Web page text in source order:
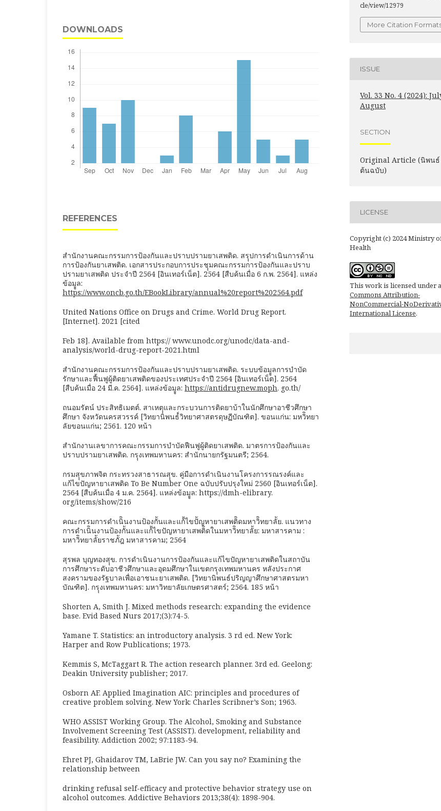
DOWNLOADS
REFERENCES
สำนักงานคณะกรรมการป้องกันและปราบปรามยาเสพติด. สรุุปการดำเนินการด้าน
การป้องกันยาเสพติด. เอกสารประกอบการประชุุมคณะกรรมการป้องกันและปราบ
ปรามยาเสพติด ประจำปี 2564 [อินเทอร์เน็ต]. 2564 [สืบค้นเมื่อ 6 ก.พ. 2564]. แหล่ง
ข้อมููล:
https://www.oncb.go.th/EBookLibrary/annual%20report%202564.pdf
United Nations Office on Drugs and Crime. World Drug Report.
[Internet]. 2021 [cited
Feb 18]. Available from https:// www.unodc.org/unodc/data-and-
analysis/world-drug-report-2021.html
สำนักงานคณะกรรมการป้องกันและปราบปรามยาเสพติด. ระบบข้อมููลการบำบัด
รักษาและฟื้นฟูผู้ติดยาเสพติดของประเทศประจำปี 2564 [อินเทอร์เน็ต]. 2564
[สืบค้นเมื่อ 24 มี.ค. 2564]. แหล่งข้อมููล: https://antidrugnew.moph. go.th/
ถนอมรัตน์ ประสิทธิเมตต์. สาเหตุุและกระบวนการติดยาบ้าในนักศึกษาอาชีวศึกษา
ศึกษา จังหวัดนครสวรรค์ [วิทยานิพนธ์์วิทยาศาสตรดุษฏีบัณฑิต]. ขอนแก่น: มหวิิทยา
ลัยขอนแก่น; 2561. 120 หน้า
สำนักงานเลขาการคณะกรรมการบำบัดฟืนฟูผู้ติดยาเสพติด. มาตรการป้องกันและ
ปราบปรามยาเสพติด. กรุุงเทพมหานคร: สำนักนายกรัฐมนตรี; 2564.
กรมสุุขภาพจิต กระทรวงสาธารณสุุข. คู่มือการดำเนินงานโครงการรณรงค์และ
แก้ไขปัญหายาเสพติด To Be Number One ฉบับปรับปรุงใหม่ 2560 [อินเทอร์เน็ต].
2564 [สืบค้นเมื่อ 4 ม.ค. 2564]. แหล่งข้อมููล: https://dmh-elibrary.
org/items/show/216
คณะกรรมการดำเนิินงานป้องกัันและแก้้ไขปััญหายาเสพติิดมหาวิิทยาลััย. แนวทาง
การดำเนิินงานป้องกัันและแก้้ไขปัญหายาเสพติิดในมหาวิิทยาลััย: มหาสารคาม :
มหาวิิทยาลััยราชภััฎ มหาสารคาม; 2564
สุรพล บุญทองสุุข. การดำเนินงานการป้องกันและแก้ไขปัญหายาเสพติดในสถาบัน
การศึกษาระดับอาชีวศึกษาและอุดมศึกษาในเขตกรุุงเทพมหานคร หลังประกาศ
สงครามของรัฐบาลเพื่อเอาชนะยาเสพติด. [วิทยานิพนธ์ปริญญาศึกษาศาสตรมหา
บัณฑิต]. กรุุงเทพมหานคร: มหาวิทยาลัยเกษตรศาสตร์; 2564. 185 หน้า
Shorten A, Smith J. Mixed methods research: expanding the evidence
base. Evid Based Nurs 2017;(3):74-5.
Yamane T. Statistics: an introductory analysis. 3 rd ed. New York:
Harper and Row Publications; 1973.
Kemmis S, McTaggart R. The action research planner. 3rd ed. Geelong:
Deakin University publisher; 2017.
Osborn AF. Applied Imagination AIC: principles and procedures of
creative problem solving. New York: Charles Scribner’s Son; 1963.
WHO ASSIST Working Group. The Alcohol, Smoking and Substance
Involvement Screening Test (ASSIST). development, reliability and
feasibility. Addiction 2002; 97:1183-94.
Ehret PJ, Ghaidarov TM, LaBrie JW. Can you say no? Examining the
relationship between
drinking refusal self-efficacy and protective behavior strategy use on
alcohol outcomes. Addictive Behaviors 2013;38(4): 1898-904.
cle/view/12979
More Citation
ISSUE
Vol. 33 No. 4 (2024):
August
SECTION
Original Article (นิพนธ์
ต้นฉบับ)
LICENSE
Copyright (c) 2024 Ministry
Health
This work is licensed under a
Commons Attribution-
NonCommercial-
International License.